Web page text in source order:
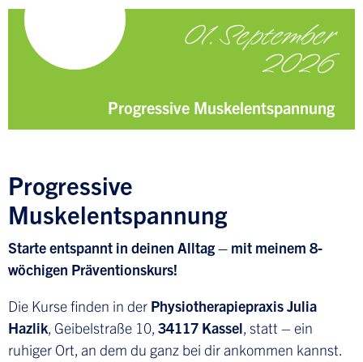
01. September
2026
Progressive Muskelentspannung
Progressive
Muskelentspannung
Starte entspannt in deinen Alltag – mit meinem 8-
wöchigen Präventionskurs!
Die Kurse finden in der Physiotherapiepraxis Julia
Hazlik, Geibelstraße 10, 34117 Kassel, statt – ein
ruhiger Ort, an dem du ganz bei dir ankommen kannst.